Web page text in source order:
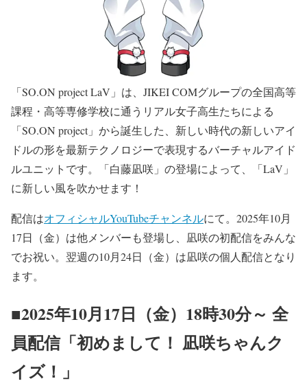
「SO.ON project LaV」は、JIKEI COMグループの全国⾼等
課程・⾼等専修学校に通うリアル⼥⼦⾼⽣たちによる
「SO.ON project」から誕⽣した、新しい時代の新しいアイ
ドルの形を最新テクノロジーで表現するバーチャルアイド
ルユニットです。「白藤凪咲」の登場によって、「LaV」
に新しい風を吹かせます！
配信はオフィシャルYouTubeチャンネルにて。2025年10月
17日（金）は他メンバーも登場し、凪咲の初配信をみんな
でお祝い。翌週の10月24日（金）は凪咲の個人配信となり
ます。
■2025年10月17日（金）18時30分～ 全
員配信「初めまして！ 凪咲ちゃんク
イズ！」